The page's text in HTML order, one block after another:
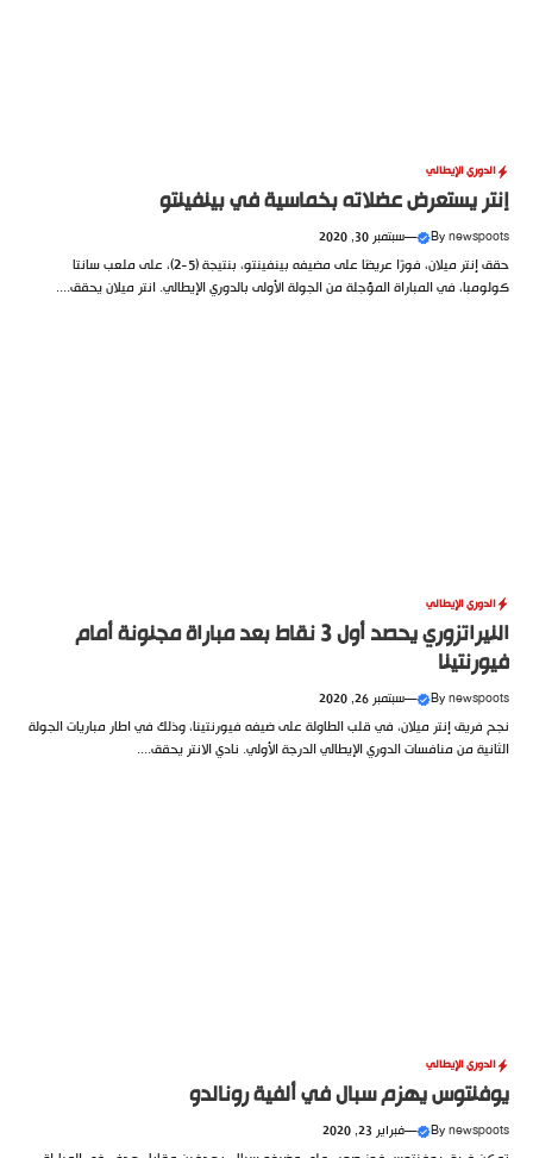
الدوري الإيطالي
إنتر يستعرض عضلاته بخماسية في بينفينتو
Bynewspoots
—سبتمبر 30, 2020
حقق إنتر ميلان، فوزًا عريضًا على مضيفه بينفينتو، بنتيجة (5-2)، على ملعب سانتا
كولومبا، في المباراة المؤجلة من الجولة الأولى بالدوري الإيطالي. انتر ميلان يحقق....
الدوري الإيطالي
النيراتزوري يحصد أول 3 نقاط بعد مباراة مجنونة أمام
فيورنتينا
Bynewspoots
—سبتمبر 26, 2020
نجح فريق إنتر ميلان، في قلب الطاولة على ضيفه فيورنتينا، وذلك في اطار مباريات الجولة
الثانية من منافسات الدوري الإيطالي الدرجة الأولي. نادي الانتر يحقق....
الدوري الإيطالي
يوفنتوس يهزم سبال في ألفية رونالدو
Bynewspoots
—فبراير 23, 2020